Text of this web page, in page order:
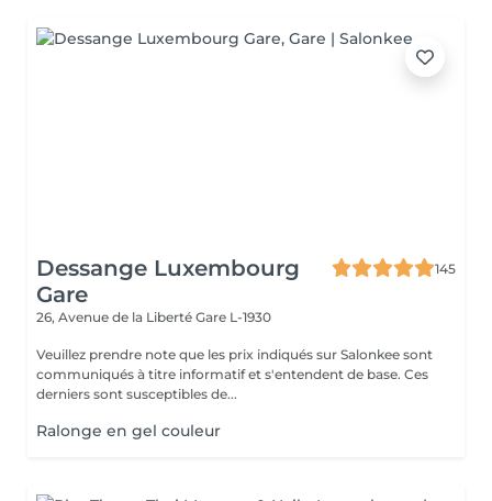
Dessange Luxembourg
Gare
145
26, Avenue de la Liberté Gare L-1930
Veuillez prendre note que les prix indiqués sur Salonkee sont
communiqués à titre informatif et s'entendent de base. Ces
derniers sont susceptibles de...
Ralonge en gel couleur